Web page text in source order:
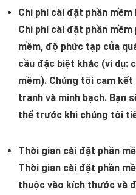
Chi phí cài đặt phần mềm
Chi phí cài đặt phần
mềm, độ phức tạp của
cầu đặc biệt khác (ví dụ:
mềm). Chúng tôi cam
tranh và minh bạch. Bạn
thể trước khi chúng tôi
Thời gian cài đặt phần
Thời gian cài đặt phần
thuộc vào kích thước và